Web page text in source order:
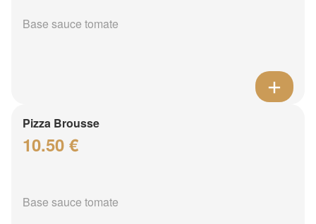
Base sauce tomate
Pizza Brousse
10.50 €
Base sauce tomate